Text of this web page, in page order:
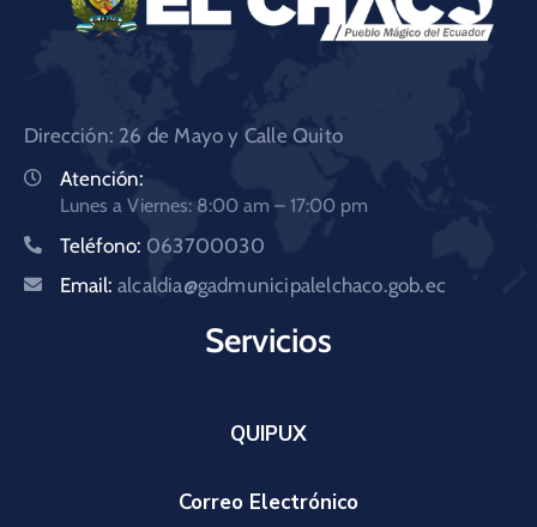
Dirección: 26 de Mayo y Calle Quito
Atención:
Lunes a Viernes: 8:00 am – 17:00 pm
Teléfono: 063700030
Email: alcaldia@gadmunicipalelchaco.gob.ec
Servicios
QUIPUX
Correo Electrónico